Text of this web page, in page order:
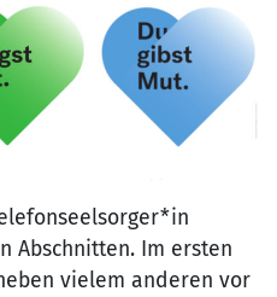
Abschnitten. Im ersten
vielem anderen vor